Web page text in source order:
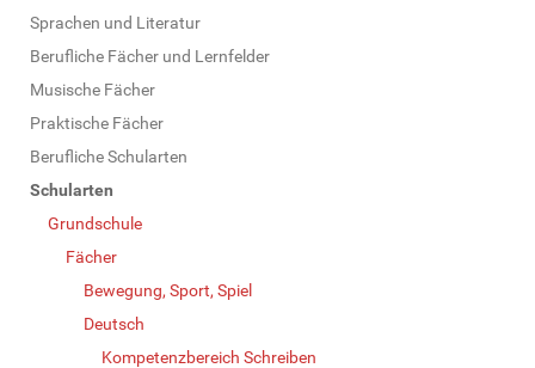
Sprachen und Literatur
Berufliche Fächer und Lernfelder
Musische Fächer
Praktische Fächer
Berufliche Schularten
Schularten
Grundschule
Fächer
Bewegung, Sport, Spiel
Deutsch
Kompetenzbereich Schreiben